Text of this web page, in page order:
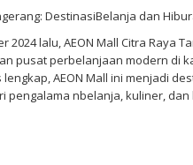
DestinasiBelanja dan
2024 lalu, AEON Mall Citra Raya
pusat perbelanjaan modern di
AEON Mall ini menjadi
pengalama nbelanja, kuliner,